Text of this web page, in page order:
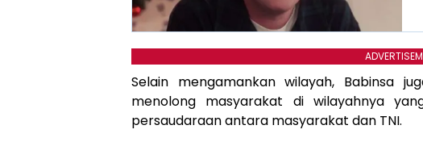
Selain mengamankan wilayah, Babinsa
menolong masyarakat di wilayahnya
persaudaraan antara masyarakat dan TNI.